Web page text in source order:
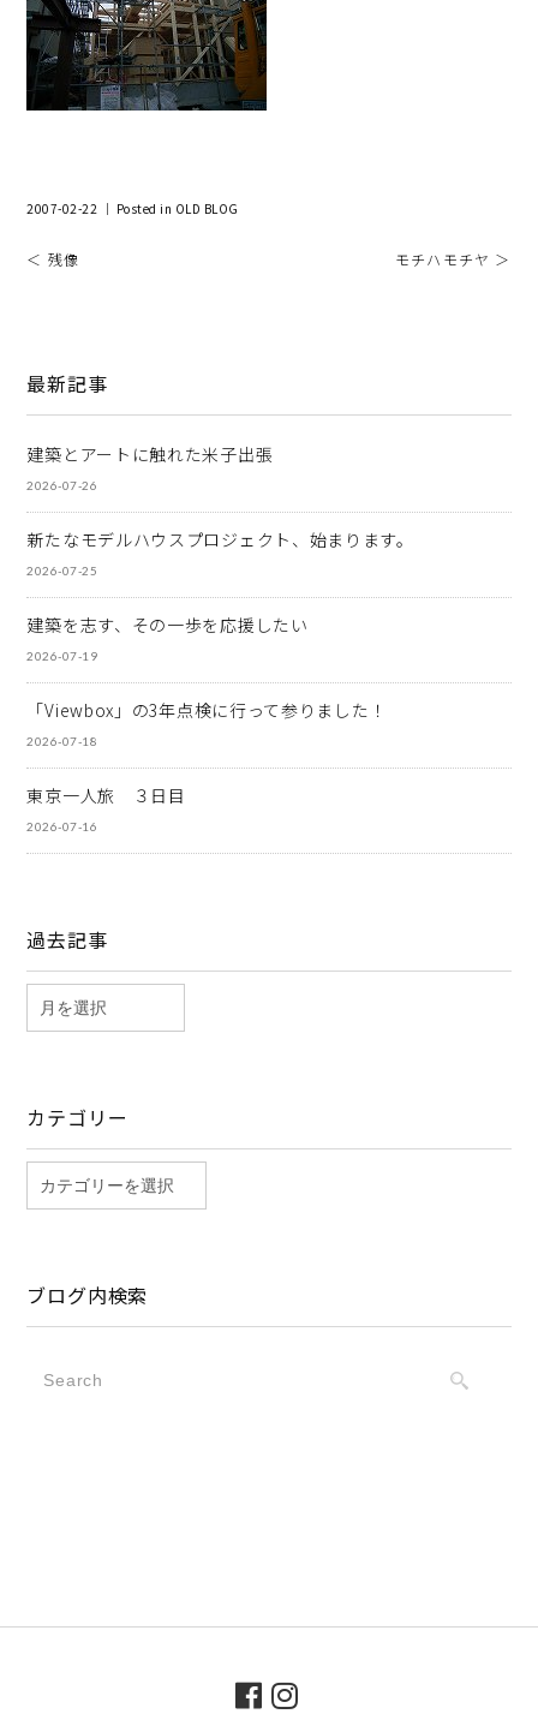
2007-02-22 ｜ Posted in OLD BLOG
＜ 残像 モチハモチヤ ＞
最新記事
建築とアートに触れた米子出張
2026-07-26
新たなモデルハウスプロジェクト、始まります。
2026-07-25
建築を志す、その一歩を応援したい
2026-07-19
「Viewbox」の3年点検に行って参りました！
2026-07-18
東京一人旅 ３日目
2026-07-16
過去記事
カテゴリー
ブログ内検索